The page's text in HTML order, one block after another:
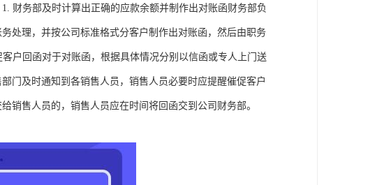
财务部及时计算出正确的应款余额并制作出对账函财务部负
处理，并按公司标准格式分客户制作出对账函，然后由职务
户回函对于对账函，根据具体情况分别以信函或专人上门送
门及时通知到各销售人员，销售人员必要时应提醒催促客户
销售人员的，销售人员应在时间将回函交到公司财务部。